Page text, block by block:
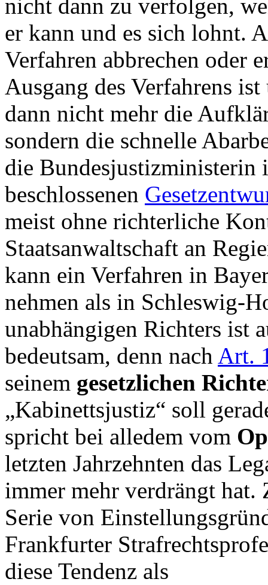
nicht dann zu verfolgen,
er kann und es sich lohnt.
Verfahren abbrechen oder
Ausgang des Verfahrens
dann nicht mehr die
sondern die schnelle
die Bundesjustizministerin
beschlossenen
meist ohne richterliche
Staatsanwaltschaft an
kann ein Verfahren in
nehmen als in Schleswig-
unabhängigen Richters ist
bedeutsam, denn nach Art.
seinem gesetzlichen
„Kabinettsjustiz“ soll
spricht bei alledem vom
letzten Jahrzehnten das
immer mehr verdrängt hat.
Serie von
Frankfurter
diese Tendenz als